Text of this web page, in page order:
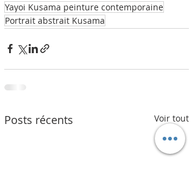
Yayoi Kusama peinture contemporaine
Portrait abstrait Kusama
Posts récents Voir tout